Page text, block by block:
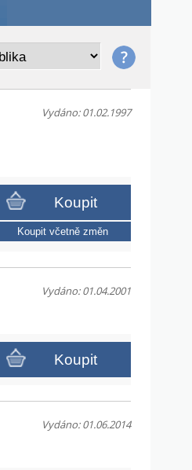
Vydáno: 01.02.1997
Koupit
Koupit včetně změn
Vydáno: 01.04.2001
Koupit
Vydáno: 01.06.2014